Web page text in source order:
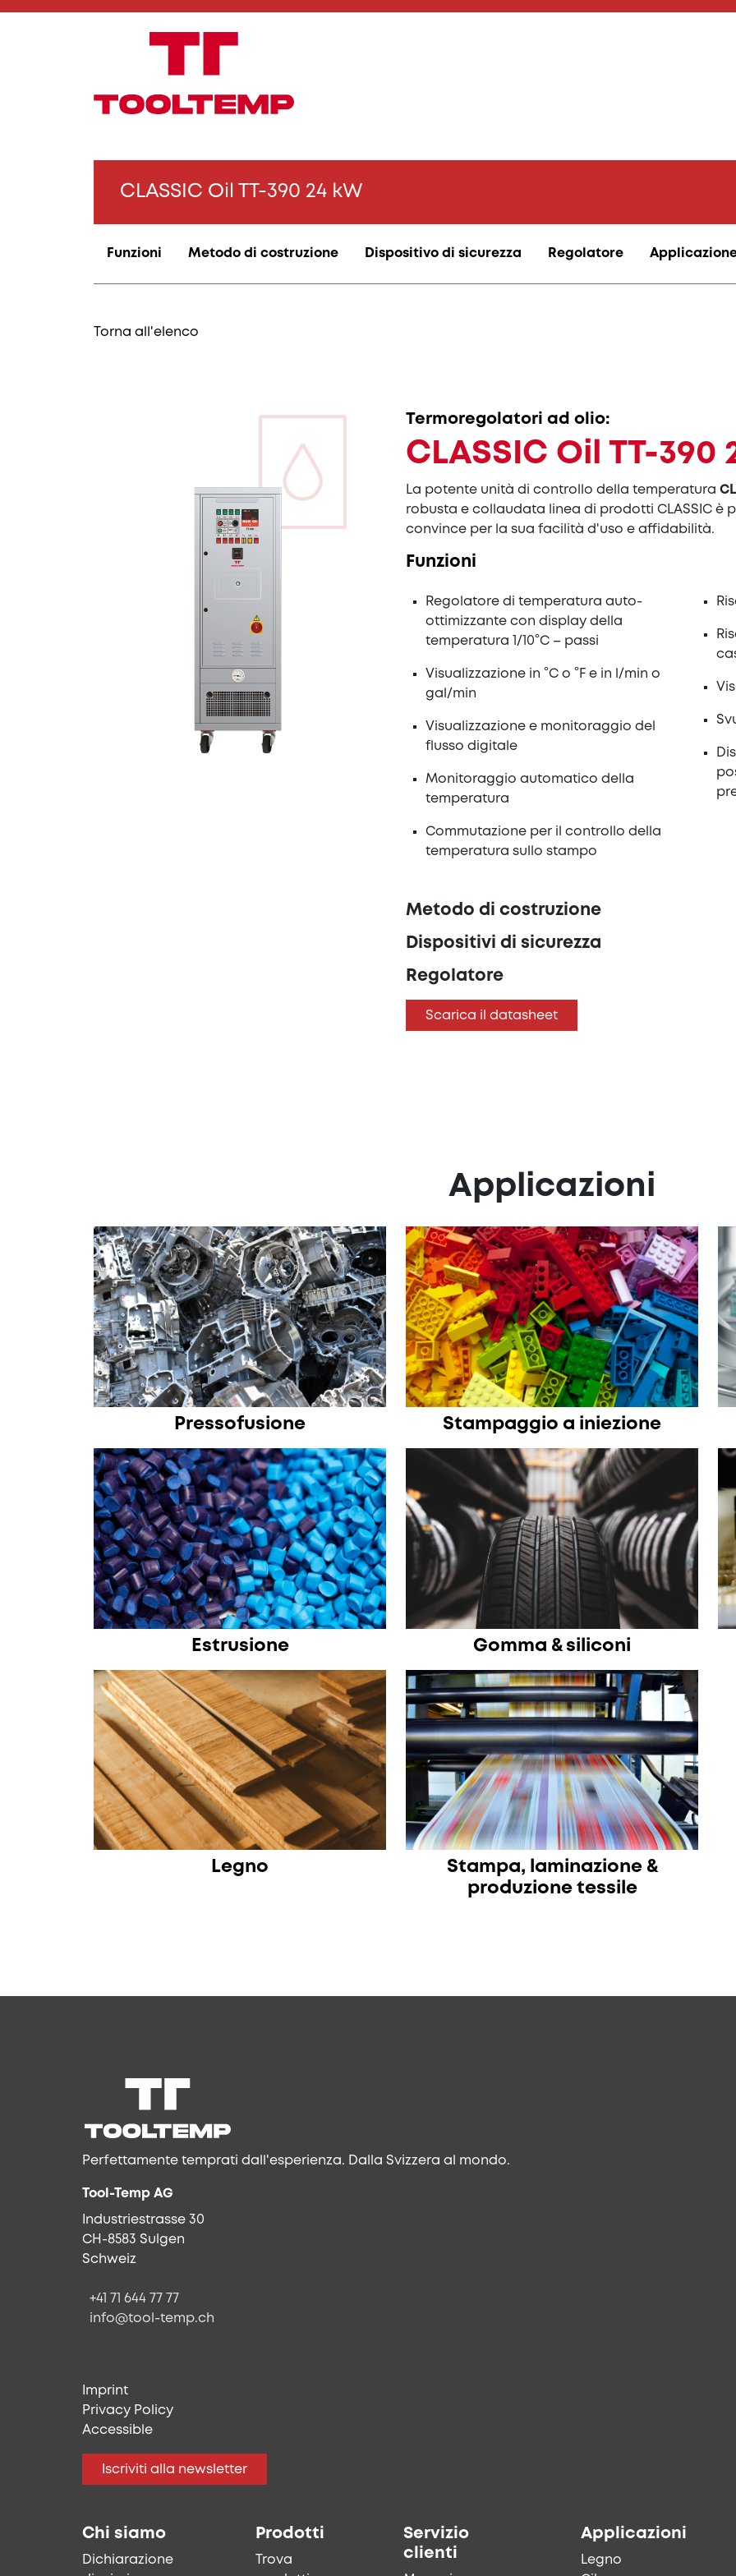
CLASSIC Oil TT-390 24 kW
Funzioni Metodo di costruzione Dispositivo di sicurezza Regolatore
Torna all'elenco
Termoregolatori ad olio:
CLASSIC Oil TT-390
La potente unità di controllo della temperatura
robusta e collaudata linea di prodotti CLASSIC
convince per la sua facilità d'uso e affidabilità.
Funzioni
Regolatore di temperatura auto-
ottimizzante con display della
temperatura 1/10°C – passi
Visualizzazione in °C o °F e in l/min o
gal/min
Visualizzazione e monitoraggio del
flusso digitale
Monitoraggio automatico della
temperatura
Commutazione per il controllo della
temperatura sullo stampo
Metodo di costruzione
Dispositivi di sicurezza
Regolatore
Scarica il datasheet
Applicazioni
Pressofusione Stampaggio a iniezione
Estrusione Gomma & siliconi
Legno
Stampa, laminazione &
produzione tessile
Perfettamente temprati dall'esperienza. Dalla Svizzera al mondo.
Tool-Temp AG
Industriestrasse 30
CH-8583 Sulgen
Schweiz
+41 71 644 77 77
info@tool-temp.ch
Imprint
Privacy Policy
Accessible
Iscriviti alla newsletter
Chi siamo
Dichiarazione
Prodotti
Trova
Servizio
clienti
Applicazioni
Legno